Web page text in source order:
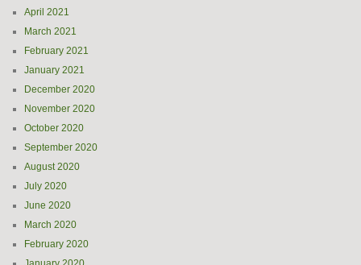
April 2021
March 2021
February 2021
January 2021
December 2020
November 2020
October 2020
September 2020
August 2020
July 2020
June 2020
March 2020
February 2020